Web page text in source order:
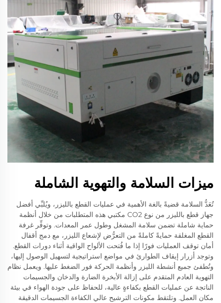
ميزات السلامة والتهوية الشاملة
تُعَدُّ السلامة قضيةً بالغة الأهمية في عمليات القطع بالليزر، ويُلبِّي أفضل
جهاز قطع بالليزر من نوع CO2 مكتبي هذه المتطلبات من خلال أنظمة
حماية شاملة تضمن سلامة المشغل وطول عمر المعدات. وتوفِّر غرفة
القطع المغلقة حمايةً كاملةً من التعرُّض لإشعاع الليزر، مع دمج أقفال
أمان توقف العمليات فورًا إذا ما فُتحت الألواح الواقية أثناء دورات القطع.
وتوجد أزرار إيقاف الطوارئ في مواضع استراتيجية لتسهيل الوصول إليها،
وتُطفئ جميع أنشطة الليزر وأنظمة الحركة فور الضغط عليها. ويعمل نظام
التهوية العادم المتقدم على إزالة الأبخرة الضارة والدخان والجسيمات
الناتجة عن عمليات القطع بكفاءةٍ عالية، للحفاظ على جودة الهواء في بيئة
مكان العمل. وتلتقط مكونات الترشيح عالي الكفاءة الجسيمات الدقيقة